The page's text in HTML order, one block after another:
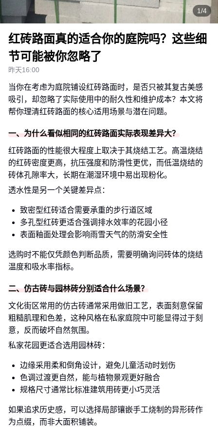
1/4
红砖路面真的适合你的庭院吗？这些细
节可能被你忽略了
昨天16:00
当你在考虑为庭院铺设红砖路面时，是否只被其复古美感
吸引，却忽略了实际使用中的耐久性和维护成本？本文将
帮你理清红砖路面的核心适用场景与潜在问题。
一、为什么看似相同的红砖路面实际表现差异大？
红砖路面的性能很大程度上取决于其烧结工艺。高温烧结
的红砖密度更高，抗压强度和防滑性更优，而低温烧结的
砖体孔隙率大，长期在潮湿环境中易出现粉化。
透水性是另一个关键差异点：
致密型红砖适合需要承重的步行道区域
多孔型红砖更适合强调排水效率的花园小径
表面釉面处理会影响雨雪天气的防滑安全性
选购时不能仅凭颜色判断品质，需要明确询问砖体的烧结
温度和吸水率指标。
二、仿古砖与园林砖分别适合什么场景？
文化街区常用的仿古砖通常采用做旧工艺，表面刻意保留
粗糙肌理和色差，这种风格在私家庭院中可能显得过于刻
意，反而破坏自然氛围。
私家花园更适合选用园林砖：
边缘采用柔和倒角设计，避免儿童活动时划伤
色调过渡更自然，能与植物景观更好融合
规格尺寸通常比标准建筑用砖更小巧灵活
如果追求历史感，可以选择局部镶嵌手工烧制的异形砖作
为点缀，而非大面积铺装。